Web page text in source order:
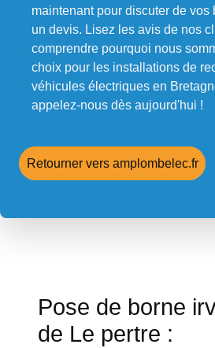
maintenant pour discuter de vos
un devis. Lisez les avis de nos
comprendre pourquoi nous
choix pour les installations de
véhicules électriques en
appelez-nous dès aujourd'hui !
Retourner vers amplombelec.fr
Pose de borne
de Le pertre :